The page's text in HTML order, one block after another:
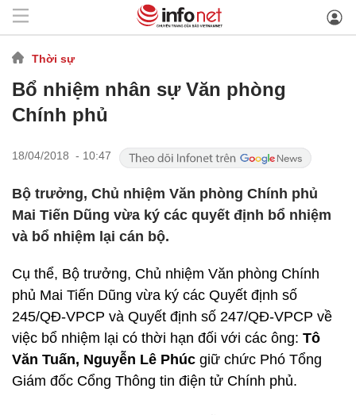
Thời sự
Bổ nhiệm nhân sự Văn phòng
Chính phủ
18/04/2018 - 10:47
Bộ trưởng, Chủ nhiệm Văn phòng Chính phủ
Mai Tiến Dũng vừa ký các quyết định bổ nhiệm
và bổ nhiệm lại cán bộ.
Cụ thể, Bộ trưởng, Chủ nhiệm Văn phòng Chính
phủ Mai Tiến Dũng vừa ký các Quyết định số
245/QĐ-VPCP và Quyết định số 247/QĐ-VPCP về
việc bổ nhiệm lại có thời hạn đối với các ông: Tô
Văn Tuấn, Nguyễn Lê Phúc giữ chức Phó Tổng
Giám đốc Cổng Thông tin điện tử Chính phủ.